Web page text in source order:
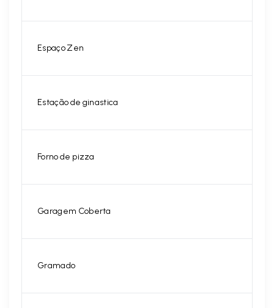
Espaço Zen
Estação de ginastica
Forno de pizza
Garagem Coberta
Gramado